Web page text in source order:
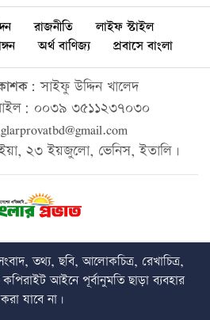
রাজনীতি
লাইফ স্টাইল
অর্থ বাণিজ্য প্রবাসে বাংলা
সাইফু উদ্দিন খালেদ
০০৩৯ ৩৫১১২৩৭০৩০
২৩ ইয়জুলো, ভেনিস, ইতালি।
তথ্য, ছবি, আলোকচিত্র, রেখাচিত্র,
আইনে পূর্বানুমতি ছাড়া ব্যবহার
করা যাবে না।